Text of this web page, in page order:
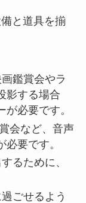
と道具を揃
鑑賞会やラ
影する場合
必要です。
会など、音声
要です。
るために、
ごせるよう